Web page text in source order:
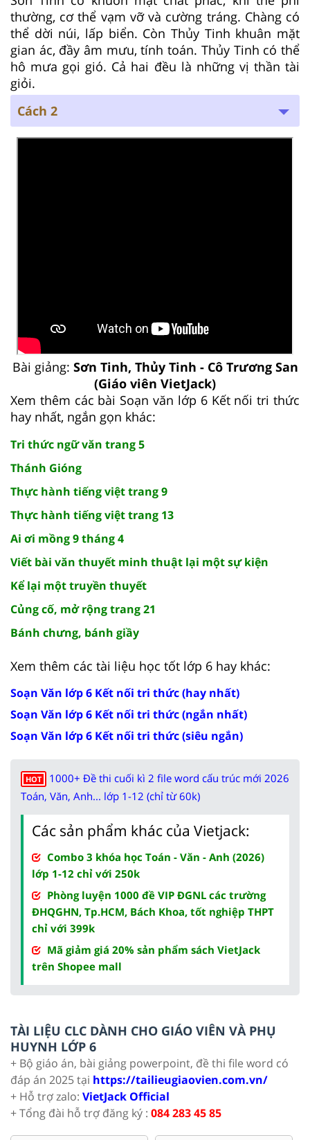
thường, cơ thể vạm vỡ và cường tráng. Chàng có
thể dời núi, lấp biển. Còn Thủy Tinh khuân mặt
gian ác, đầy âm mưu, tính toán. Thủy Tinh có thể
hô mưa gọi gió. Cả hai đều là những vị thần tài
giỏi.
Cách 2
Bài giảng: Sơn Tinh, Thủy Tinh - Cô Trương San
(Giáo viên VietJack)
Xem thêm các bài Soạn văn lớp 6 Kết nối tri thức
hay nhất, ngắn gọn khác:
Tri thức ngữ văn trang 5
Thánh Gióng
Thực hành tiếng việt trang 9
Thực hành tiếng việt trang 13
Ai ơi mồng 9 tháng 4
Viết bài văn thuyết minh thuật lại một sự kiện
Kể lại một truyền thuyết
Củng cố, mở rộng trang 21
Bánh chưng, bánh giầy
Xem thêm các tài liệu học tốt lớp 6 hay khác:
Soạn Văn lớp 6 Kết nối tri thức (hay nhất)
Soạn Văn lớp 6 Kết nối tri thức (ngắn nhất)
Soạn Văn lớp 6 Kết nối tri thức (siêu ngắn)
HOT
1000+ Đề thi cuối kì 2 file word cấu trúc mới 2026
Toán, Văn, Anh... lớp 1-12 (chỉ từ 60k)
Các sản phẩm khác của Vietjack:
Combo 3 khóa học Toán - Văn - Anh (2026)
lớp 1-12 chỉ với 250k
Phòng luyện 1000 đề VIP ĐGNL các trường
ĐHQGHN, Tp.HCM, Bách Khoa, tốt nghiệp THPT
chỉ với 399k
Mã giảm giá 20% sản phẩm sách VietJack
trên Shopee mall
TÀI LIỆU CLC DÀNH CHO GIÁO VIÊN VÀ PHỤ
HUYNH LỚP 6
+ Bộ giáo án, bài giảng powerpoint, đề thi file word có
đáp án 2025 tại https://tailieugiaovien.com.vn/
+ Hỗ trợ zalo: VietJack Official
+ Tổng đài hỗ trợ đăng ký : 084 283 45 85